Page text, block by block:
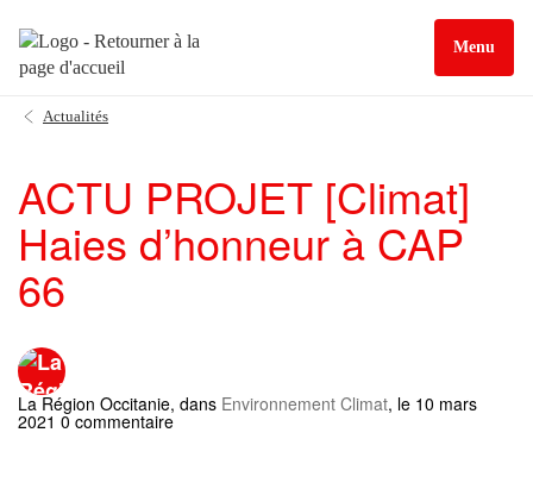
Menu
Actualités
ACTU PROJET [Climat]
Haies d’honneur à CAP
66
La Région Occitanie, dans Environnement Climat, le 10 mars
2021 0 commentaire